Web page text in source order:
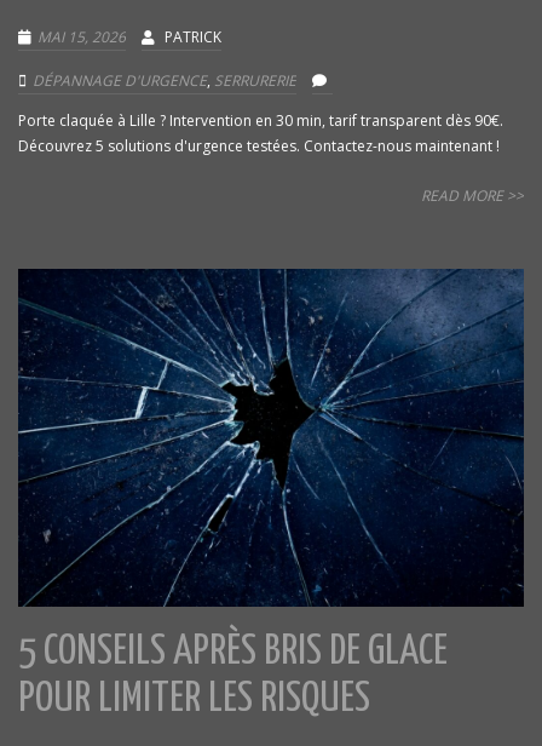
MAI 15, 2026 PATRICK
DÉPANNAGE D'URGENCE, SERRURERIE
Porte claquée à Lille ? Intervention en 30 min, tarif transparent dès 90€.
Découvrez 5 solutions d'urgence testées. Contactez-nous maintenant !
READ MORE >>
5 CONSEILS APRÈS BRIS DE GLACE
POUR LIMITER LES RISQUES